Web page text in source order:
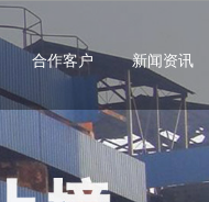
合作客户 新闻资讯